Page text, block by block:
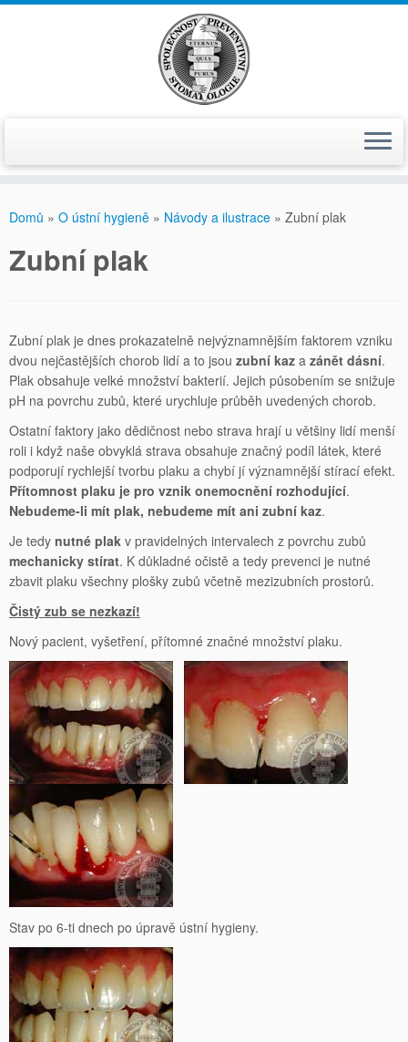
Domů » O ústní hygieně » Návody a ilustrace » Zubní plak
Zubní plak
Zubní plak je dnes prokazatelně nejvýznamnějším faktorem vzniku
dvou nejčastějších chorob lidí a to jsou zubní kaz a zánět dásní.
Plak obsahuje velké množství bakterií. Jejich působením se snižuje
pH na povrchu zubů, které urychluje průběh uvedených chorob.
Ostatní faktory jako dědičnost nebo strava hrají u většiny lidí menší
roli i když naše obvyklá strava obsahuje značný podíl látek, které
podporují rychlejší tvorbu plaku a chybí jí významnější stírací efekt.
Přítomnost plaku je pro vznik onemocnění rozhodující.
Nebudeme-li mít plak, nebudeme mít ani zubní kaz.
Je tedy nutné plak v pravidelných intervalech z povrchu zubů
mechanicky stírat. K důkladné očistě a tedy prevenci je nutné
zbavit plaku všechny plošky zubů včetně mezizubních prostorů.
Čistý zub se nezkazí!
Nový pacient, vyšetření, přítomné značné množství plaku.
Stav po 6-ti dnech po úpravě ústní hygieny.